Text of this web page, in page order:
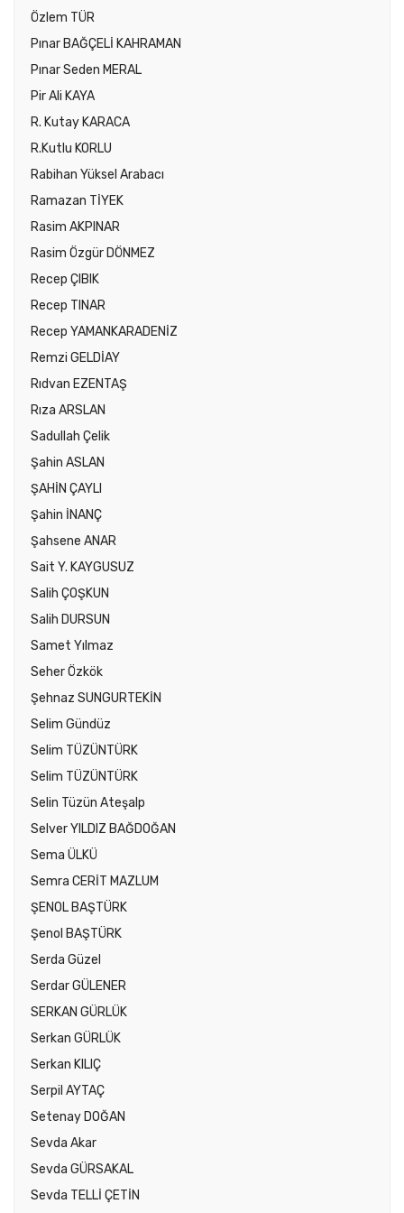
Özlem TÜR
Pınar BAĞÇELİ KAHRAMAN
Pınar Seden MERAL
Pir Ali KAYA
R. Kutay KARACA
R.Kutlu KORLU
Rabihan Yüksel Arabacı
Ramazan TİYEK
Rasim AKPINAR
Rasim Özgür DÖNMEZ
Recep ÇIBIK
Recep TINAR
Recep YAMANKARADENİZ
Remzi GELDİAY
Rıdvan EZENTAŞ
Rıza ARSLAN
Sadullah Çelik
Şahin ASLAN
ŞAHİN ÇAYLI
Şahin İNANÇ
Şahsene ANAR
Sait Y. KAYGUSUZ
Salih ÇOŞKUN
Salih DURSUN
Samet Yılmaz
Seher Özkök
Şehnaz SUNGURTEKİN
Selim Gündüz
Selim TÜZÜNTÜRK
Selim TÜZÜNTÜRK
Selin Tüzün Ateşalp
Selver YILDIZ BAĞDOĞAN
Sema ÜLKÜ
Semra CERİT MAZLUM
ŞENOL BAŞTÜRK
Şenol BAŞTÜRK
Serda Güzel
Serdar GÜLENER
SERKAN GÜRLÜK
Serkan GÜRLÜK
Serkan KILIÇ
Serpil AYTAÇ
Setenay DOĞAN
Sevda Akar
Sevda GÜRSAKAL
Sevda TELLİ ÇETİN